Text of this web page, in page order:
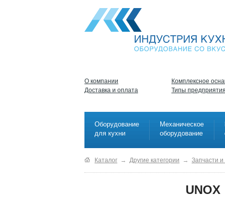
О компании
Доставка и оплата
Комплексное
Типы предприятия
Оборудование
для кухни
Механическое
оборудование
Каталог → Другие категории → Запчасти и
UNOX